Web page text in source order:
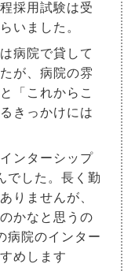
採用試験は受
いました。
病院で貸して
が、病院の雰
「これからこ
きっかけには
ンターシップ
でした。長く勤
りませんが、
かなと思うの
病院のインター
めします